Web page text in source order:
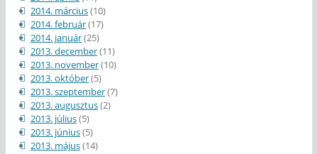
2014. március(10)
2014. február(17)
2014. január(25)
2013. december(11)
2013. november(10)
2013. október(5)
2013. szeptember(7)
2013. augusztus(2)
2013. július(5)
2013. június(5)
2013. május(14)